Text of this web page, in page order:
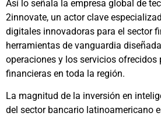
Así lo señala la empresa global de
2innovate, un actor clave
digitales innovadoras para el sector
herramientas de vanguardia
operaciones y los servicios
financieras en toda la región.
La magnitud de la inversión en
del sector bancario latinoamericano